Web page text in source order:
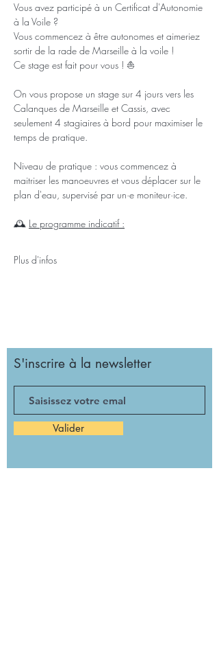
Vous avez participé à un Certificat d'Autonomie
à la Voile ?
Vous commencez à être autonomes et aimeriez
sortir de la rade de Marseille à la voile !
Ce stage est fait pour vous ! ⛵
On vous propose un stage sur 4 jours vers les
Calanques de Marseille et Cassis, avec
seulement 4 stagiaires à bord pour maximiser le
temps de pratique.
Niveau de pratique : vous commencez à
maitriser les manoeuvres et vous déplacer sur le
plan d'eau, supervisé par un·e moniteur·ice.
🕰️ Le programme indicatif :
Plus d'infos
S'inscrire à la newsletter
Valider